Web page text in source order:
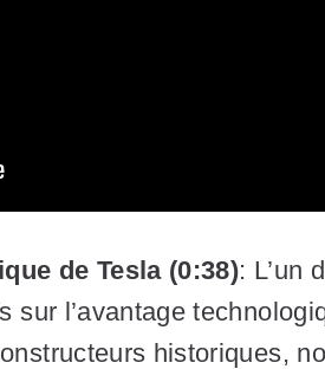
de Tesla (0:38): L’un
sur l’avantage
historiques,